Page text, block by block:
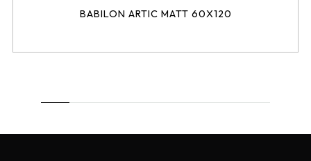
BABILON ARTIC MATT 60X120